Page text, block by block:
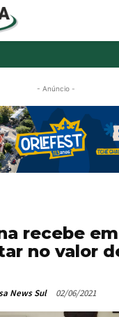
- Anúncio -
recebe
no valor
News Sul 02/06/2021